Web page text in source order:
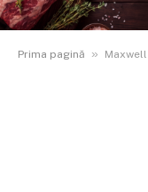
Prima pagină » Maxwell